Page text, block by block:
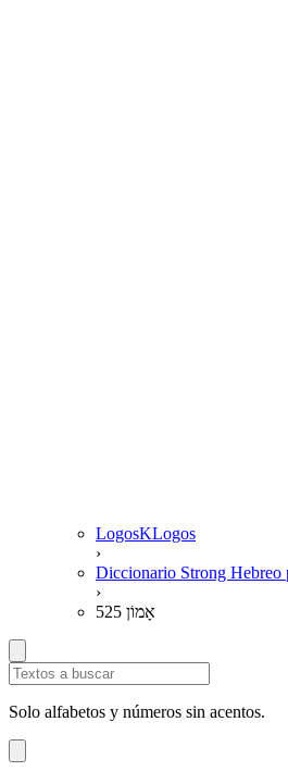
LogosKLogos
›
Diccionario Strong Hebreo
›
525 אָמוֹן
Solo alfabetos y números sin acentos.